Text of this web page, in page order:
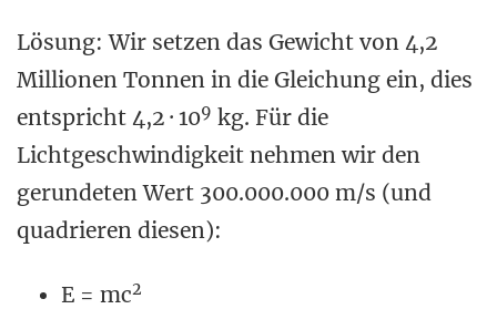
Lösung: Wir setzen das Gewicht von 4,2
Millionen Tonnen in die Gleichung ein, dies
entspricht 4,2 · 109 kg. Für die
Lichtgeschwindigkeit nehmen wir den
gerundeten Wert 300.000.000 m/s (und
quadrieren diesen):
E = mc2